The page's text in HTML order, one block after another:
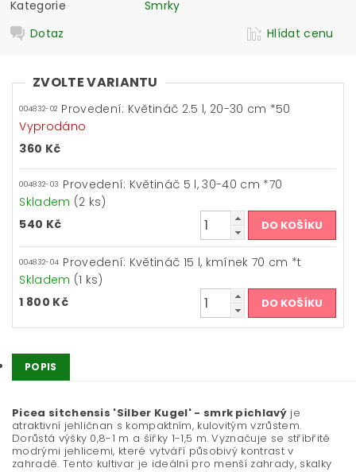
Kategorie
Smrky
Dotaz
Hlídat cenu
ZVOLTE VARIANTU
004832-02 Provedení: Květináč 2.5 l, 20-30 cm *50
Vyprodáno
360 Kč
004832-03 Provedení: Květináč 5 l, 30-40 cm *70
Skladem (2 ks)
540 Kč
004832-04 Provedení: Květináč 15 l, kmínek 70 cm *t
Skladem (1 ks)
1 800 Kč
POPIS
Picea sitchensis 'Silber Kugel' - smrk pichlavý je
atraktivní jehličnan s kompaktním, kulovitým vzrůstem.
Dorůstá výšky 0,8-1 m a šířky 1-1,5 m. Vyznačuje se stříbřitě
modrými jehlicemi, které vytváří působivý kontrast v
zahradě. Tento kultivar je ideální pro menší zahrady, skalky